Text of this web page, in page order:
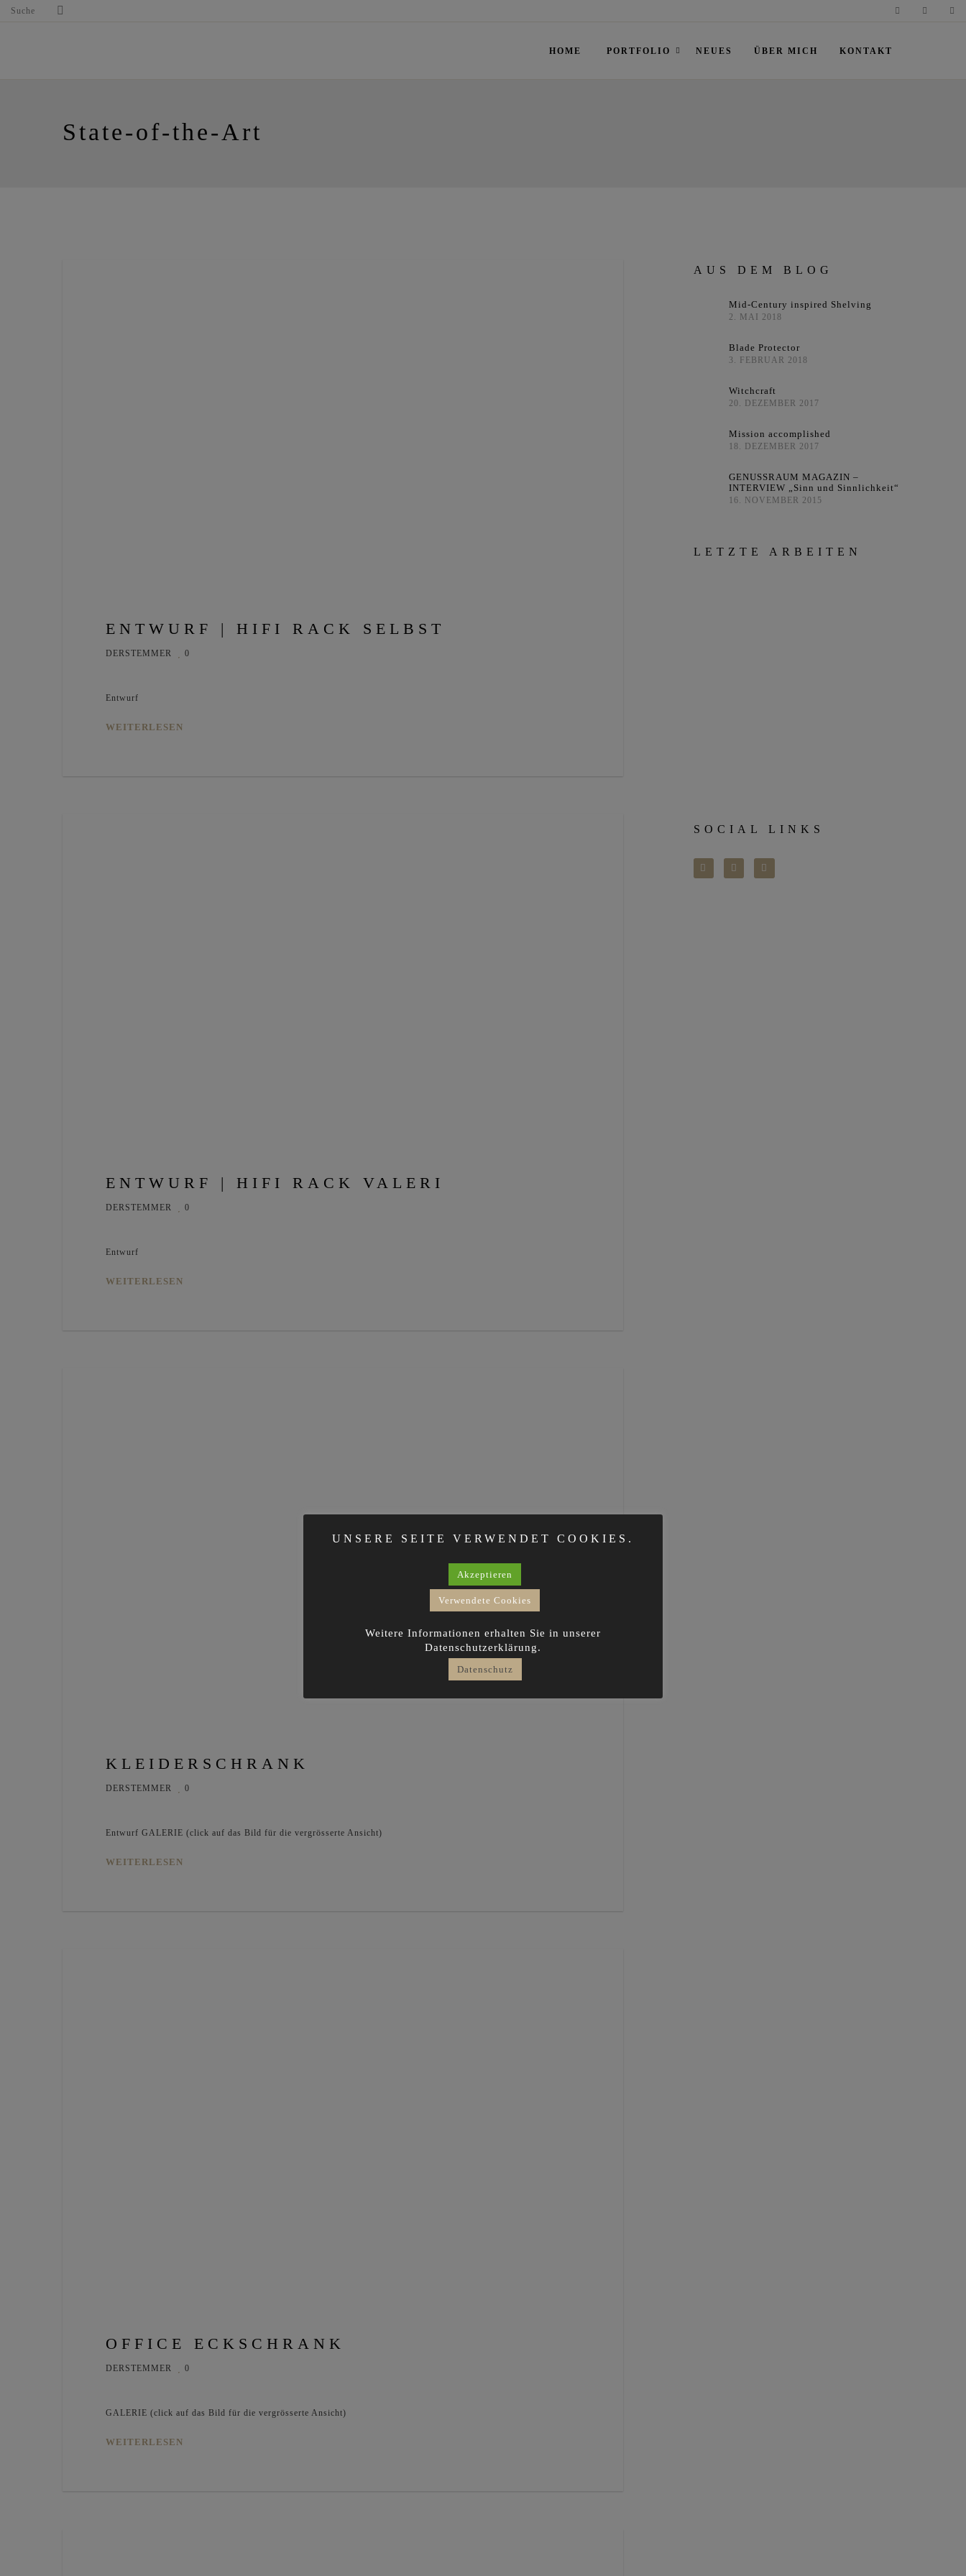
Suche
HOME PORTFOLIO NEUES ÜBER MICH KONTAKT
State-of-the-Art
ENTWURF | HIFI RACK SELBST
DERSTEMMER 0
Entwurf
WEITERLESEN
ENTWURF | HIFI RACK VALERI
DERSTEMMER 0
Entwurf
WEITERLESEN
KLEIDERSCHRANK
DERSTEMMER 0
Entwurf GALERIE (click auf das Bild für die vergrösserte Ansicht)
WEITERLESEN
OFFICE ECKSCHRANK
DERSTEMMER 0
GALERIE (click auf das Bild für die vergrösserte Ansicht)
WEITERLESEN
AUS DEM BLOG
Mid-Century inspired Shelving
2. MAI 2018
Blade Protector
3. FEBRUAR 2018
Witchcraft
20. DEZEMBER 2017
Mission accomplished
18. DEZEMBER 2017
GENUSSRAUM MAGAZIN –
INTERVIEW „Sinn und Sinnlichkeit“
16. NOVEMBER 2015
LETZTE ARBEITEN
SOCIAL LINKS
UNSERE SEITE VERWENDET COOKIES.
Akzeptieren
Verwendete Cookies
Weitere Informationen erhalten Sie in unserer
Datenschutzerklärung.
Datenschutz